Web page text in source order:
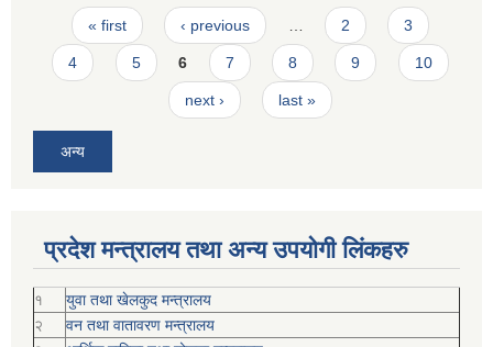
Pages
« first ‹ previous … 2 3
4 5 6 7 8 9 10
next › last »
अन्य
प्रदेश मन्त्रालय तथा अन्य उपयोगी लिंकहरु
१
युवा तथा खेलकुद मन्त्रालय
२
वन तथा वातावरण मन्त्रालय